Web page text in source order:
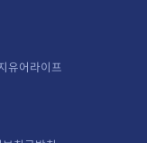
어라이프